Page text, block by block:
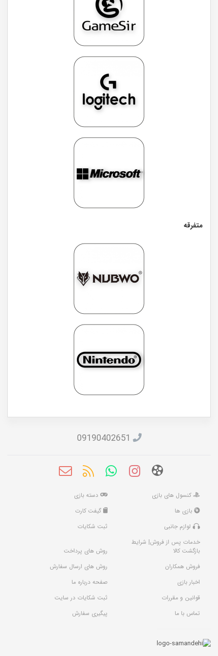
متفرقه
09190402651
کنسول های بازی
دسته بازی
بازی ها
گیفت کارت
لوازم جانبی
ثبت شکایات
خدمات پس از فروش| شرایط
بازگشت کالا
روش های پرداخت
فروش همکاران
روش های ارسال سفارش
اخبار بازی
صفحه درباره ما
قوانین و مقررات
ثبت شکایات در سایت
تماس با ما
پیگیری سفارش